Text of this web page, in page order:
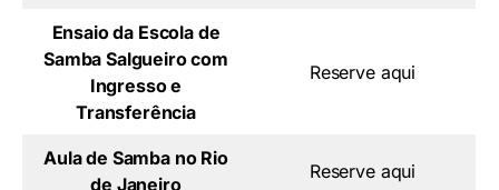
Ensaio da Escola de
Samba Salgueiro com
Ingresso e
Transferência
Reserve aqui
Aula de Samba no Rio
de Janeiro
Reserve aqui